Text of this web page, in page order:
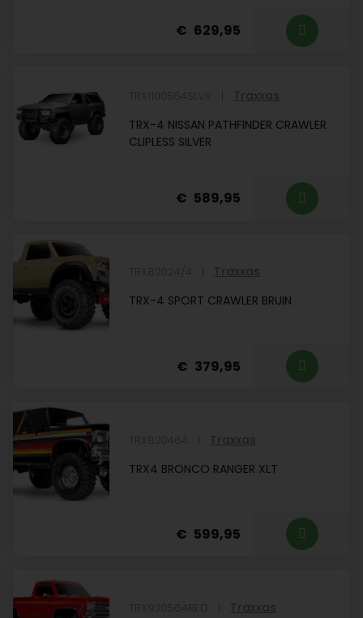
629,95
TRX1100564SLVR
Traxxas
TRX-4 NISSAN PATHFINDER CRAWLER
CLIPLESS SILVER
589,95
TRX82024/4
Traxxas
TRX-4 SPORT CRAWLER BRUIN
379,95
TRX820464
Traxxas
TRX4 BRONCO RANGER XLT
599,95
TRX920564RED
Traxxas